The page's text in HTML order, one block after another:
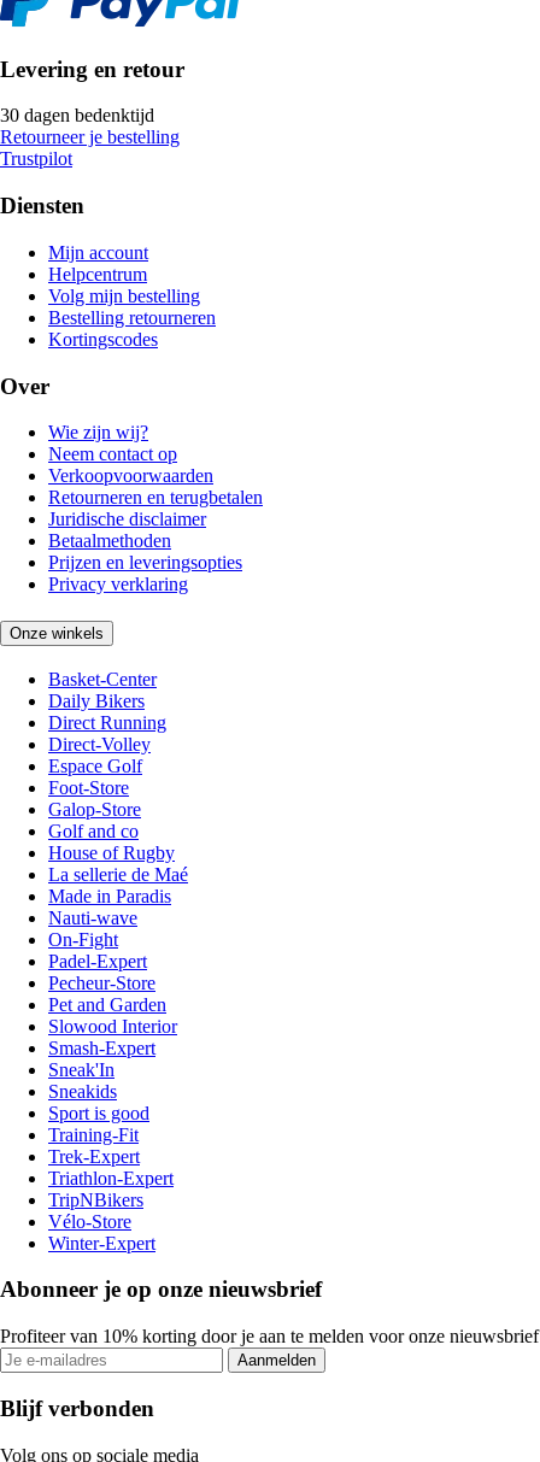
Levering en retour
30 dagen bedenktijd
Retourneer je bestelling
Trustpilot
Diensten
Mijn account
Helpcentrum
Volg mijn bestelling
Bestelling retourneren
Kortingscodes
Over
Wie zijn wij?
Neem contact op
Verkoopvoorwaarden
Retourneren en terugbetalen
Juridische disclaimer
Betaalmethoden
Prijzen en leveringsopties
Privacy verklaring
Onze winkels
Basket-Center
Daily Bikers
Direct Running
Direct-Volley
Espace Golf
Foot-Store
Galop-Store
Golf and co
House of Rugby
La sellerie de Maé
Made in Paradis
Nauti-wave
On-Fight
Padel-Expert
Pecheur-Store
Pet and Garden
Slowood Interior
Smash-Expert
Sneak'In
Sneakids
Sport is good
Training-Fit
Trek-Expert
Triathlon-Expert
TripNBikers
Vélo-Store
Winter-Expert
Abonneer je op onze nieuwsbrief
Profiteer van 10% korting door je aan te melden voor onze nieuwsbrief
Aanmelden
Blijf verbonden
Volg ons op sociale media